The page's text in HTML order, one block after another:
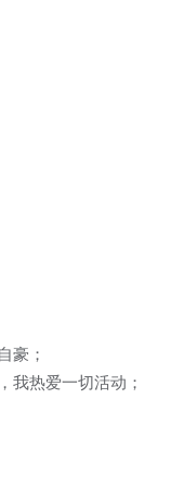
豪；
我热爱一切活动；